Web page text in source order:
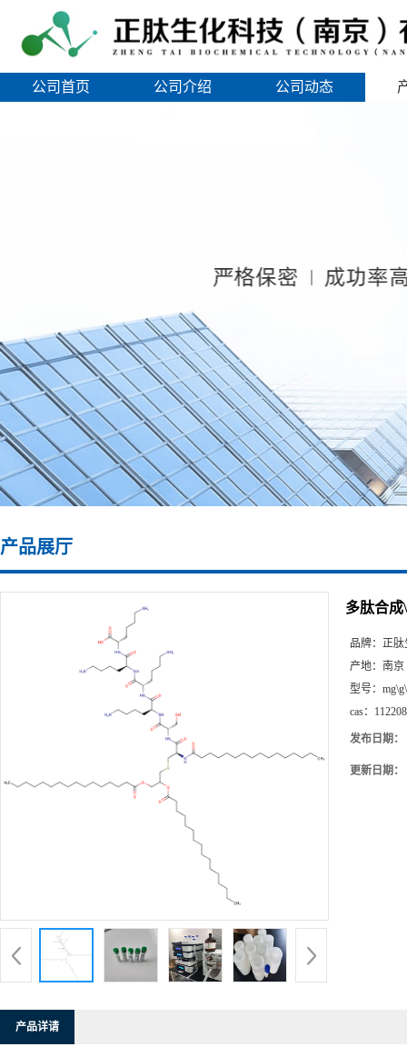
公司首页 公司介绍 公司动态
产品展厅
多肽合成
品牌： 正肽
产地： 南京
型号：
cas：
发布日期：
更新日期：
产品详请